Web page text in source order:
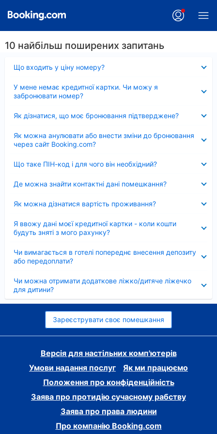
10 найбільш поширених запитань
Що входить у ціну номеру?
У мене немає кредитної картки. Чи можу я
забронювати номер?
Як дізнатися, що моє бронювання підтверджене?
Як можна анулювати або внести зміни до бронювання
через сайт Booking.com?
Що таке ПІН-код і для чого він необхідний?
Де можна знайти контактні дані помешкання?
Як можна дізнатися вартість проживання?
Я ввожу дані моєї кредитної картки - коли кошти
будуть зняті з мого рахунку?
Чи вимагається в готелі попереднє внесення депозиту
або передоплати?
Чи можна отримати додаткове ліжко/дитяче ліжечко
для дитини?
Зареєструвати своє помешкання
Версія для настільних комп'ютерів
Умови надання послуг
Як ми працюємо
Положення про конфіденційність
Заява про протидію сучасному рабству
Заява про права людини
Про компанію Booking.com